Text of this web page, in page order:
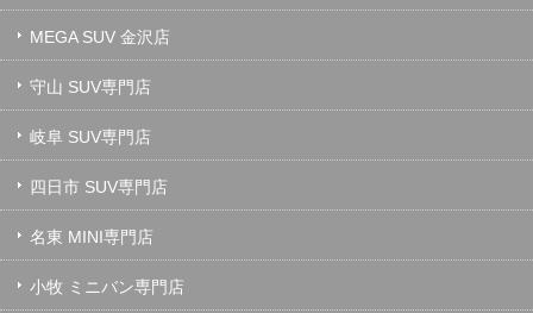
MEGA SUV 金沢店
守山 SUV専門店
岐阜 SUV専門店
四日市 SUV専門店
名東 MINI専門店
小牧 ミニバン専門店